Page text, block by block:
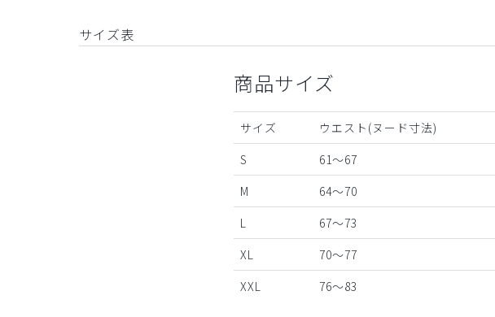
サイズ表
商品サイズ
サイズ ウエスト(ヌード寸法)
S
61～67
M
64～70
L
67～73
XL
70～77
XXL
76～83